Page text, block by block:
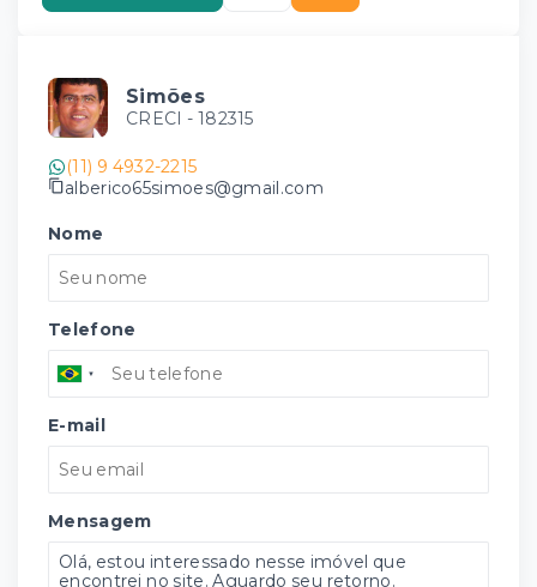
Simões
CRECI - 182315
(11) 9 4932-2215
alberico65simoes@gmail.com
Nome
Telefone
E-mail
Mensagem